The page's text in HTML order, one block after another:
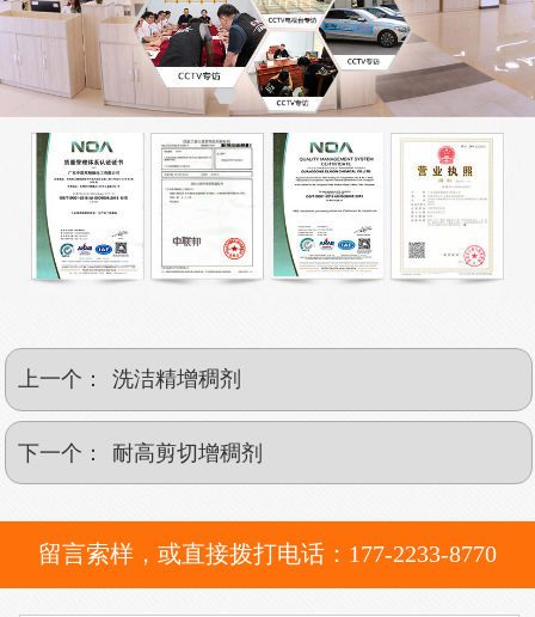
上一个： 洗洁精增稠剂
下一个： 耐高剪切增稠剂
留言索样，或直接拨打电话：177-2233-8770